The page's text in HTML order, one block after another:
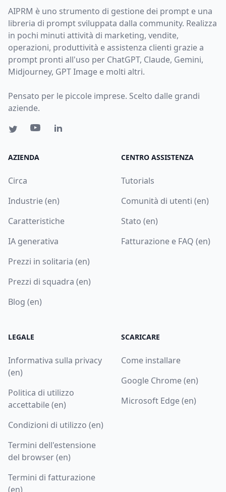
AIPRM è uno strumento di gestione dei prompt e una
libreria di prompt sviluppata dalla community. Realizza
in pochi minuti attività di marketing, vendite,
operazioni, produttività e assistenza clienti grazie a
prompt pronti all'uso per ChatGPT, Claude, Gemini,
Midjourney, GPT Image e molti altri.
Pensato per le piccole imprese. Scelto dalle grandi
aziende.
AZIENDA
Circa
Industrie (en)
Caratteristiche
IA generativa
Prezzi in solitaria (en)
Prezzi di squadra (en)
Blog (en)
CENTRO ASSISTENZA
Tutorials
Comunità di utenti (en)
Stato (en)
Fatturazione e FAQ (en)
LEGALE
Informativa sulla privacy
(en)
Politica di utilizzo
accettabile (en)
Condizioni di utilizzo (en)
Termini dell'estensione
del browser (en)
Termini di fatturazione
(en)
SCARICARE
Come installare
Google Chrome (en)
Microsoft Edge (en)